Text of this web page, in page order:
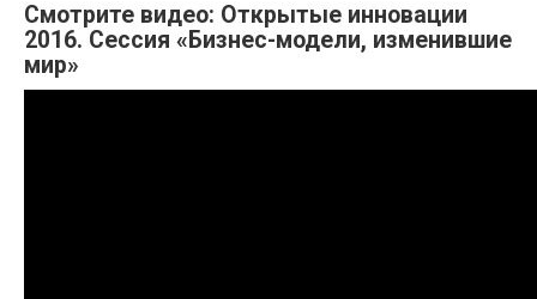
Смотрите видео: Открытые инновации
2016. Сессия «Бизнес-модели, изменившие
мир»